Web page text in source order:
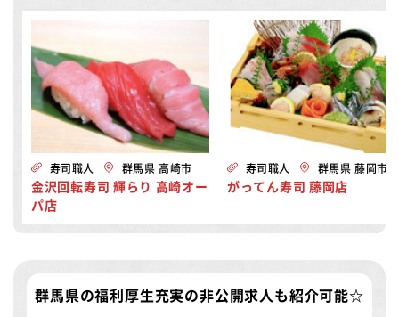
寿司職人 群馬県 高崎市
金沢回転寿司 輝らり 高崎オー
パ店
寿司職人 群馬県 藤岡市
がってん寿司 藤岡店
群馬県の福利厚生充実の非公開求人 も紹介可能☆